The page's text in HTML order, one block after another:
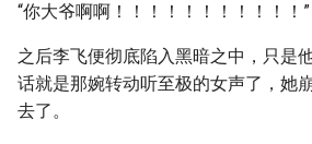
“你大爷啊啊！！！！！！！！！！！”
之后李飞便彻底陷入黑暗之中，只是
话就是那婉转动听至极的女声了，她
去了。